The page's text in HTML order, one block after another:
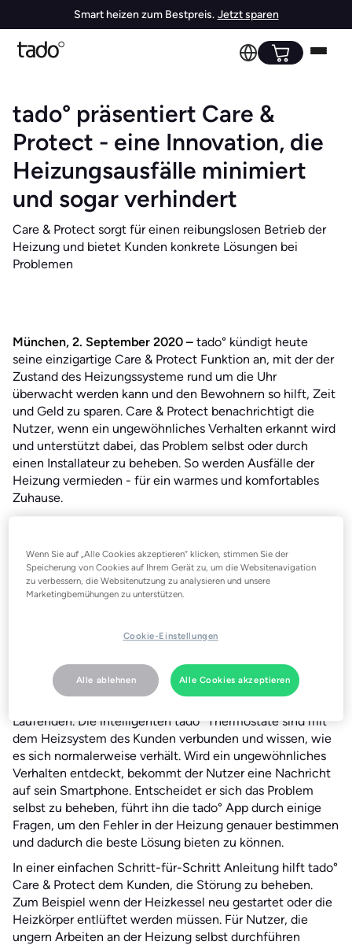
Smart heizen zum Bestpreis. Jetzt sparen
tado° präsentiert Care &
Protect - eine Innovation, die
Heizungsausfälle minimiert
und sogar verhindert
Care & Protect sorgt für einen reibungslosen Betrieb der
Heizung und bietet Kunden konkrete Lösungen bei
Problemen
München, 2. September 2020 – tado° kündigt heute
seine einzigartige Care & Protect Funktion an, mit der der
Zustand des Heizungssysteme rund um die Uhr
überwacht werden kann und den Bewohnern so hilft, Zeit
und Geld zu sparen. Care & Protect benachrichtigt die
Nutzer, wenn ein ungewöhnliches Verhalten erkannt wird
und unterstützt dabei, das Problem selbst oder durch
einen Installateur zu beheben. So werden Ausfälle der
Heizung vermieden - für ein warmes und komfortables
Zuhause.
zeitintensiv, teuer und frustrierend. Nach der Analyse von
Millionen von Heizungsausfällen bei tado° Kunden wurde
festgestellt, dass das Problem in 60 Prozent der Fälle von
tado° Care & Protect überwacht die Heizung Tag und
Nacht und hält den Benutzer mit wichtigen Informationen
Laufenden. Die intelligenten tado° Thermostate sind mit
dem Heizsystem des Kunden verbunden und wissen, wie
es sich normalerweise verhält. Wird ein ungewöhnliches
Verhalten entdeckt, bekommt der Nutzer eine Nachricht
auf sein Smartphone. Entscheidet er sich das Problem
selbst zu beheben, führt ihn die tado° App durch einige
Fragen, um den Fehler in der Heizung genauer bestimmen
und dadurch die beste Lösung bieten zu können.
In einer einfachen Schritt-für-Schritt Anleitung hilft tado°
Care & Protect dem Kunden, die Störung zu beheben.
Zum Beispiel wenn der Heizkessel neu gestartet oder die
Heizkörper entlüftet werden müssen. Für Nutzer, die
ungern Arbeiten an der Heizung selbst durchführen
Wenn Sie auf „Alle Cookies akzeptieren“ klicken, stimmen Sie der
Speicherung von Cookies auf Ihrem Gerät zu, um die Websitenavigation
zu verbessern, die Websitenutzung zu analysieren und unsere
Marketingbemühungen zu unterstützen.
Cookie-Einstellungen
Alle ablehnen Alle Cookies akzeptieren